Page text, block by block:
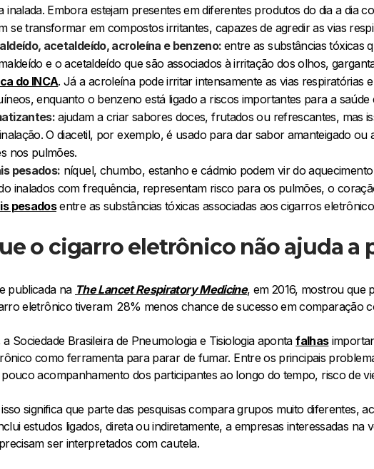
inalada. Embora estejam presentes em diferentes produtos do dia a dia
se transformar em compostos irritantes, capazes de agredir as vias
acetaldeído, acroleína e benzeno: entre as substâncias tóxicas
e o acetaldeído que são associados à irritação dos olhos,
do INCA. Já a acroleína pode irritar intensamente as vias respiratórias
enquanto o benzeno está ligado a riscos importantes para a
ajudam a criar sabores doces, frutados ou refrescantes, mas
O diacetil, por exemplo, é usado para dar sabor amanteigado ou
nos pulmões.
pesados: níquel, chumbo, estanho e cádmio podem vir do
inalados com frequência, representam risco para os pulmões, o
pesadosentre as substâncias tóxicas associadas aos cigarros
o cigarro eletrônico não ajuda a
publicada na The Lancet Respiratory Medicine, em 2016, mostrou que
eletrônico tiveram 28% menos chance de sucesso em comparação
a Sociedade Brasileira de Pneumologia e Tisiologia apontafalhas
como ferramenta para parar de fumar. Entre os principais
acompanhamento dos participantes ao longo do tempo, risco de
significa que parte das pesquisas compara grupos muito diferentes,
estudos ligados, direta ou indiretamente, a empresas interessadas na
ser interpretados com cautela.